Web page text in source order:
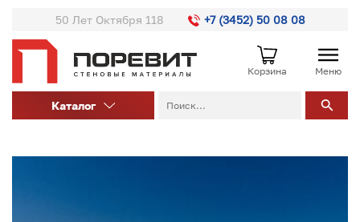
50 Лет Октября 118 +7 (3452) 50 08 08
Корзина Меню
Каталог